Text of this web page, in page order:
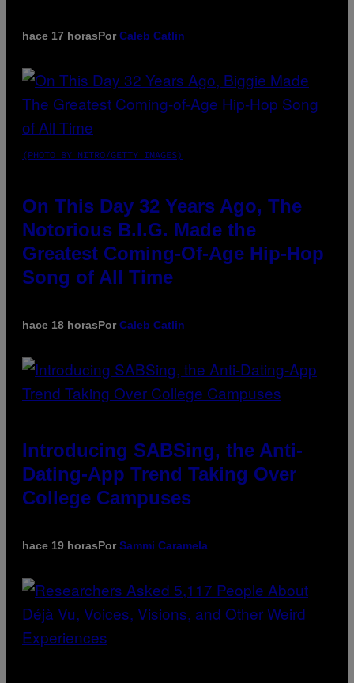
hace 17 horasPorCaleb Catlin
(PHOTO BY NITRO/GETTY IMAGES)
On This Day 32 Years Ago, The
Notorious B.I.G. Made the
Greatest Coming-Of-Age Hip-Hop
Song of All Time
hace 18 horasPorCaleb Catlin
Introducing SABSing, the Anti-
Dating-App Trend Taking Over
College Campuses
hace 19 horasPorSammi Caramela